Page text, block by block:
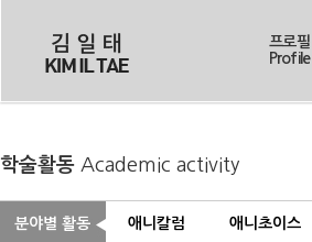
프로필
Profile
학술활동 Academic activity
분야별 활동 애니칼럼 애니초이스